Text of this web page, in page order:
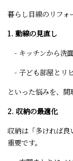
暮らし目線のリフォ
1. 動線の見直し
- キッチンから洗
- 子ども部屋とリ
といった悩みを、間
2. 収納の最適化
収納は「多ければ
重要です。